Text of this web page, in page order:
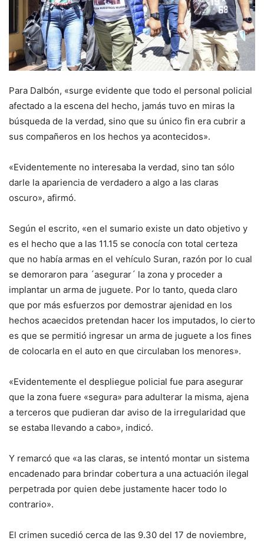
Para Dalbón, «surge evidente que todo el personal policial
afectado a la escena del hecho, jamás tuvo en miras la
búsqueda de la verdad, sino que su único fin era cubrir a
sus compañeros en los hechos ya acontecidos».
«Evidentemente no interesaba la verdad, sino tan sólo
darle la apariencia de verdadero a algo a las claras
oscuro», afirmó.
Según el escrito, «en el sumario existe un dato objetivo y
es el hecho que a las 11.15 se conocía con total certeza
que no había armas en el vehículo Suran, razón por lo cual
se demoraron para ´asegurar´ la zona y proceder a
implantar un arma de juguete. Por lo tanto, queda claro
que por más esfuerzos por demostrar ajenidad en los
hechos acaecidos pretendan hacer los imputados, lo cierto
es que se permitió ingresar un arma de juguete a los fines
de colocarla en el auto en que circulaban los menores».
«Evidentemente el despliegue policial fue para asegurar
que la zona fuere «segura» para adulterar la misma, ajena
a terceros que pudieran dar aviso de la irregularidad que
se estaba llevando a cabo», indicó.
Y remarcó que «a las claras, se intentó montar un sistema
encadenado para brindar cobertura a una actuación ilegal
perpetrada por quien debe justamente hacer todo lo
contrario».
El crimen sucedió cerca de las 9.30 del 17 de noviembre,